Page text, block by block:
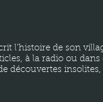
l'histoire de son
à la radio ou
découvertes